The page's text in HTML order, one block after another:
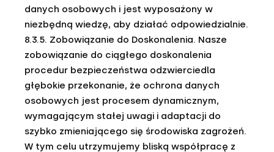
danych osobowych i jest wyposażony w
niezbędną wiedzę, aby działać odpowiedzialnie.
8.3.5. Zobowiązanie do Doskonalenia. Nasze
zobowiązanie do ciągłego doskonalenia
procedur bezpieczeństwa odzwierciedla
głębokie przekonanie, że ochrona danych
osobowych jest procesem dynamicznym,
wymagającym stałej uwagi i adaptacji do
szybko zmieniającego się środowiska zagrożeń.
W tym celu utrzymujemy bliską współpracę z